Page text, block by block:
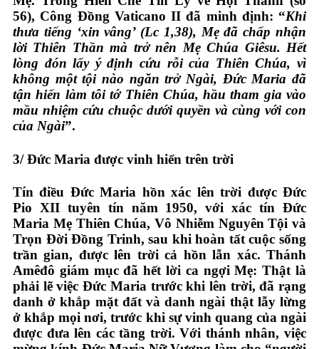
56), Công Đồng Vaticano II đã minh định: “Khi
thưa tiếng ‘xin vâng’ (Lc 1,38), Mẹ đã chấp nhận
lời Thiên Thần mà trở nên Mẹ Chúa Giêsu. Hết
lòng đón lấy ý định cứu rỗi của Thiên Chúa, vì
không một tội nào ngăn trở Ngài, Đức Maria đã
tận hiến làm tôi tớ Thiên Chúa, hầu tham gia vào
mầu nhiệm cứu chuộc dưới quyền và cùng với con
của Ngài”.
3/Đức Maria được vinh hiển trên trời
Tín điều Đức Maria hồn xác lên trời được Đức
Pio XII tuyên tín năm 1950, với xác tín Đức
Maria Mẹ Thiên Chúa, Vô Nhiễm Nguyên Tội và
Trọn Đời Đồng Trinh, sau khi hoàn tất cuộc sống
trần gian, được lên trời cả hồn lẫn xác. Thánh
Amêđô giám mục đã hết lời ca ngợi Mẹ: Thật là
phải lẽ việc Đức Maria trước khi lên trời, đã rạng
danh ở khắp mặt đất và danh ngài thật lẫy lừng
ở khắp mọi nơi, trước khi sự vinh quang của ngài
được đưa lên các tầng trời. Với thánh nhân, việc